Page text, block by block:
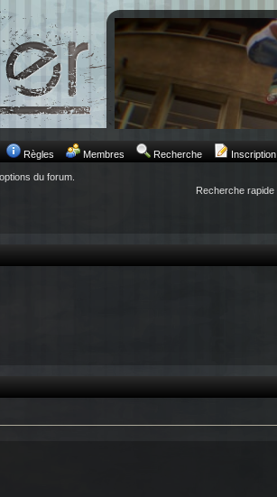
Règles Membres Recherche Inscription
du forum.
Recherche rapide